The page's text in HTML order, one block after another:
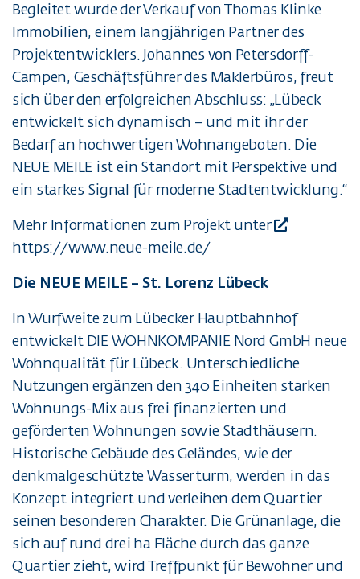
Begleitet wurde der Verkauf von Thomas Klinke
Immobilien, einem langjährigen Partner des
Projektentwicklers. Johannes von Petersdorff-
Campen, Geschäftsführer des Maklerbüros, freut
sich über den erfolgreichen Abschluss: „Lübeck
entwickelt sich dynamisch – und mit ihr der
Bedarf an hochwertigen Wohnangeboten. Die
NEUE MEILE ist ein Standort mit Perspektive und
ein starkes Signal für moderne Stadtentwicklung.“
Mehr Informationen zum Projekt unter
https://www.neue-meile.de/
Die NEUE MEILE – St. Lorenz Lübeck
In Wurfweite zum Lübecker Hauptbahnhof
entwickelt DIE WOHNKOMPANIE Nord GmbH neue
Wohnqualität für Lübeck. Unterschiedliche
Nutzungen ergänzen den 340 Einheiten starken
Wohnungs-Mix aus frei finanzierten und
geförderten Wohnungen sowie Stadthäusern.
Historische Gebäude des Geländes, wie der
denkmalgeschützte Wasserturm, werden in das
Konzept integriert und verleihen dem Quartier
seinen besonderen Charakter. Die Grünanlage, die
sich auf rund drei ha Fläche durch das ganze
Quartier zieht, wird Treffpunkt für Bewohner und